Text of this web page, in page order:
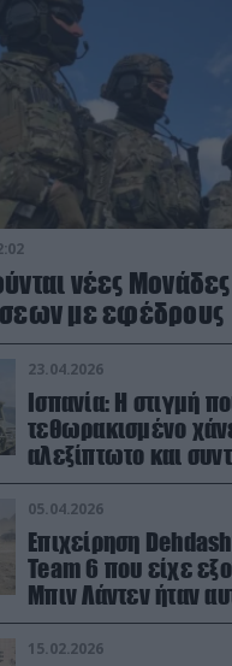
νέες
με εφέδρους
23.04.2026
Ισπανία: Η στιγμή
τεθωρακισμένο
αλεξίπτωτο και
ορμή στο έδαφος
05.04.2026
Επιχείρηση
Team 6 που είχε
Μπιν Λάντεν ήταν
διέσωσε τον πιλότο
15.02.2026